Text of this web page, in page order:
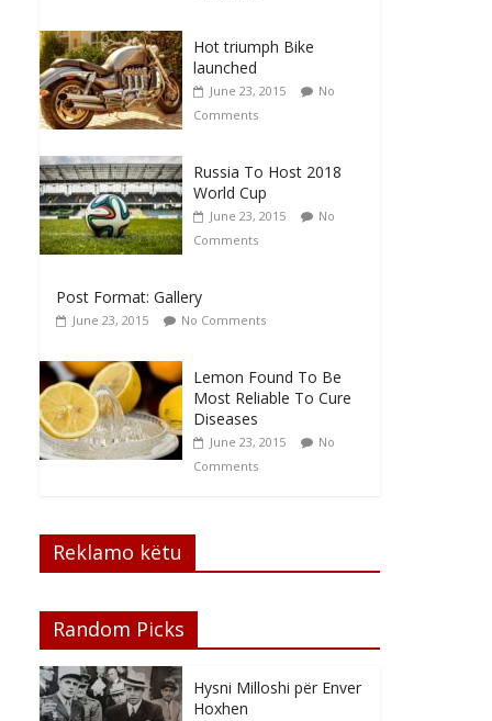
Hot triumph Bike
launched
June 23, 2015
No
Comments
Russia To Host 2018
World Cup
June 23, 2015
No
Comments
Post Format: Gallery
June 23, 2015 No Comments
Lemon Found To Be
Most Reliable To Cure
Diseases
June 23, 2015
No
Comments
Reklamo këtu
Random Picks
Hysni Milloshi për Enver
Hoxhen